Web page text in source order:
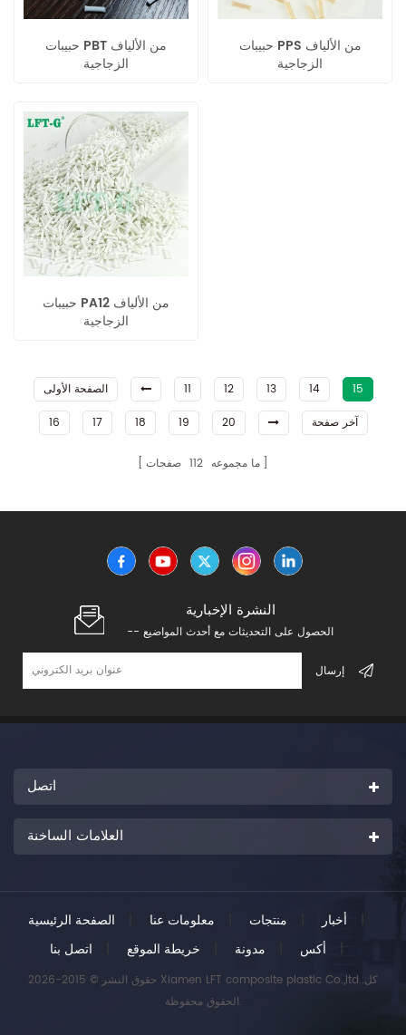
حبيبات PBT من الألياف
الزجاجية
حبيبات PPS من الألياف
الزجاجية
حبيبات PA12 من الألياف
الزجاجية
الصفحة الأولى 11 12 13 14
15
16
17 18 19 20 آخر صفحة
ما مجموعه 112 صفحات
النشرة الإخبارية
-- الحصول على التحديثات مع أحدث المواضيع
اتصل
العلامات الساخنة
الصفحة الرئيسية معلومات عنا منتجات أخبار
|
اتصل بنا
خريطة الموقع مدونة أكس
حقوق النشر © 2015-2026 Xiamen LFT composite plastic Co.,ltd..كل
الحقوق محفوظة.